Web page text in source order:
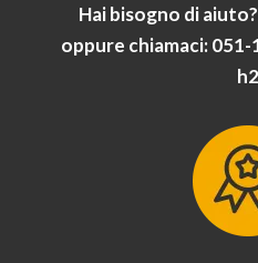
Hai bisogno di
oppure chiamaci: